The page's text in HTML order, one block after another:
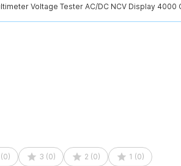
Voltage Tester AC/DC NCV Display 4000
(0) 3 (0) 2 (0) 1 (0)